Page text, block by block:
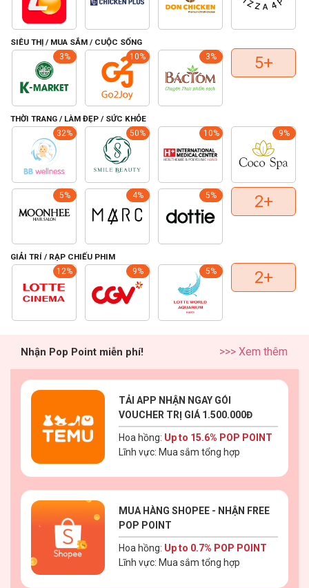
SIÊU THỊ / MUA SẮM / CUỘC SỐNG
3%
10% 3% 5+
THỜI TRANG / LÀM ĐẸP / SỨC KHỎE
32%
50% 10% 9%
5% 4% 5% 2+
GIẢI TRÍ / RẠP CHIẾU PHIM
12%
9% 5% 2+
Nhận Pop Point miễn phí! >>> Xem thêm
TẢI APP NHẬN NGAY GÓI
VOUCHER TRỊ GIÁ 1.500.000Đ
Hoa hồng: Up to 15.6% POP POINT
Lĩnh vực: Mua sắm tổng hợp
MUA HÀNG SHOPEE - NHẬN FREE
POP POINT
Hoa hồng: Up to 0.7% POP POINT
Lĩnh vực: Mua sắm tổng hợp